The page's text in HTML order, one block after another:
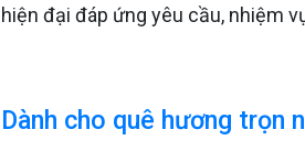
hiện đại đáp ứng yêu cầu, nhiệm
Dành cho quê hương trọn